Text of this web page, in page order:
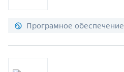
Програмное обеспечение